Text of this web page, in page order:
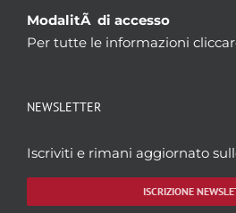
ModalitÃ di accesso
Per tutte le informazioni
NEWSLETTER
Iscriviti e rimani aggiornato
ISCRIZIONE